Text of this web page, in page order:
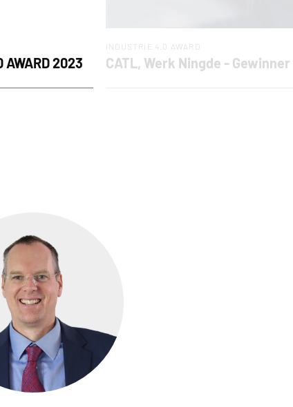
2023
INDUSTRIE 4.0 AWARD
CATL, Werk Ningde - Gewinner